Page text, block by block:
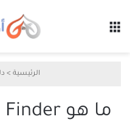
الرئيسية >
ما هو Finder على جهاز Mac؟